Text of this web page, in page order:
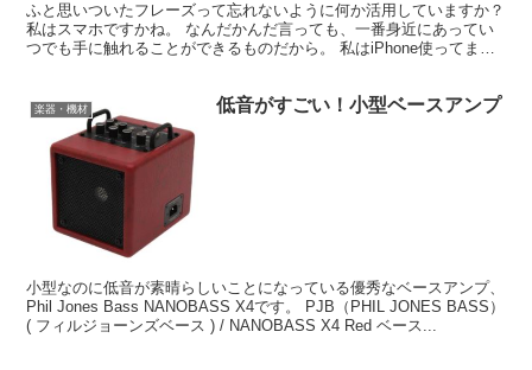
ふと思いついたフレーズって忘れないように何か活用していますか？
私はスマホですかね。 なんだかんだ言っても、一番身近にあってい
つでも手に触れることができるものだから。 私はiPhone使ってます
楽器・機材 低音がすごい！小型ベースアンプ
小型なのに低音が素晴らしいことになっている優秀なベースアンプ、
Phil Jones Bass NANOBASS X4です。 PJB（PHIL JONES BASS）
( フィルジョーンズベース ) / NANOBASS X4 Red ベース...